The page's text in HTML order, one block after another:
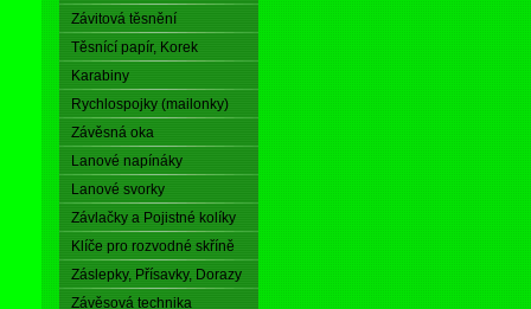
Závitová těsnění
Těsnící papír, Korek
Karabiny
Rychlospojky (mailonky)
Závěsná oka
Lanové napínáky
Lanové svorky
Závlačky a Pojistné kolíky
Klíče pro rozvodné skříně
Záslepky, Přísavky, Dorazy
Závěsová technika